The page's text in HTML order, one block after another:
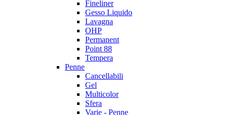
Fineliner
Gesso Liquido
Lavagna
OHP
Permanent
Point 88
Tempera
Penne
Cancellabili
Gel
Multicolor
Sfera
Varie - Penne